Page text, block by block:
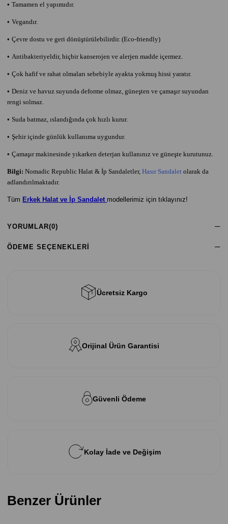
• Tamamen el yapımıdır.
• Vegandır.
• Çevre dostu ve geri dönüştürülebilirdir. (Eco-friendly)
• Antibakteriyeldir, hiçbir kanserojen ve alerjen madde içermez.
• Çok hafif ve rahat olmaları sebebiyle ayakta yokmuş hissi yaratır.
• Deniz ve havuz suyunda deforme olmaz, güneşten ve çamaşır suyundan
rengi solmaz.
• Suda batmaz, ıslandığında çok hızlı kurur.
• Şehir içinde günlük kullanıma uygundur.
• Çamaşır makinesinde yıkarken deterjan kullanınız ve güneşte kurutunuz.
Bilgi: Nomadic Republic Halat & İp Sandaletler, Hasır Sandalet olarak da
adlandırılmaktadır.
Tüm Erkek Halat ve İp Sandalet modellerimiz için tıklayınız!
YORUMLAR(0)
ÖDEME SEÇENEKLERI
Ücretsiz Kargo
Orijinal Ürün Garantisi
Güvenli Ödeme
Kolay İade ve Değişim
Benzer Ürünler